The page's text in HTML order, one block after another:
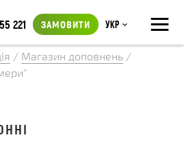
≡
221 ЗАМОВИТИ Укр
/ Магазин доповнень /